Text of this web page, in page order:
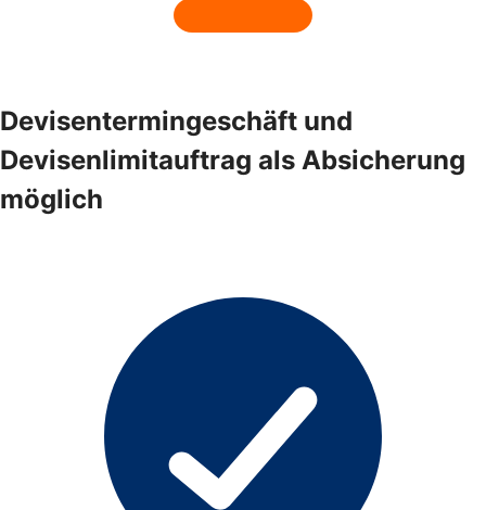
Devisentermingeschäft und
Devisenlimitauftrag als Absicherung
möglich